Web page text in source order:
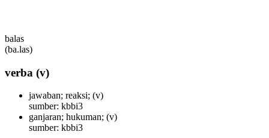
balas
(ba.las)
verba (v)
jawaban; reaksi; (v)
sumber: kbbi3
ganjaran; hukuman; (v)
sumber: kbbi3